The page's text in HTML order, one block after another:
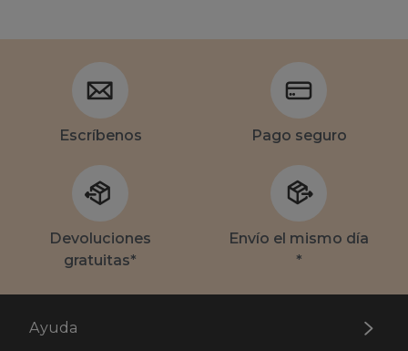
Escríbenos Pago seguro
Devoluciones
gratuitas*
Envío el mismo día
*
Ayuda